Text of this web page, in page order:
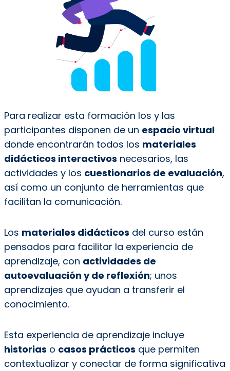
Para realizar esta formación los y las
participantes disponen de un espacio virtual
donde encontrarán todos los materiales
didácticos interactivos necesarios, las
actividades y los cuestionarios de evaluación,
así como un conjunto de herramientas que
facilitan la comunicación.
Los materiales didácticos del curso están
pensados ​​para facilitar la experiencia de
aprendizaje, con actividades de
autoevaluación y de reflexión; unos
aprendizajes que ayudan a transferir el
conocimiento.
Esta experiencia de aprendizaje incluye
historias o casos prácticos que permiten
contextualizar y conectar de forma significativa